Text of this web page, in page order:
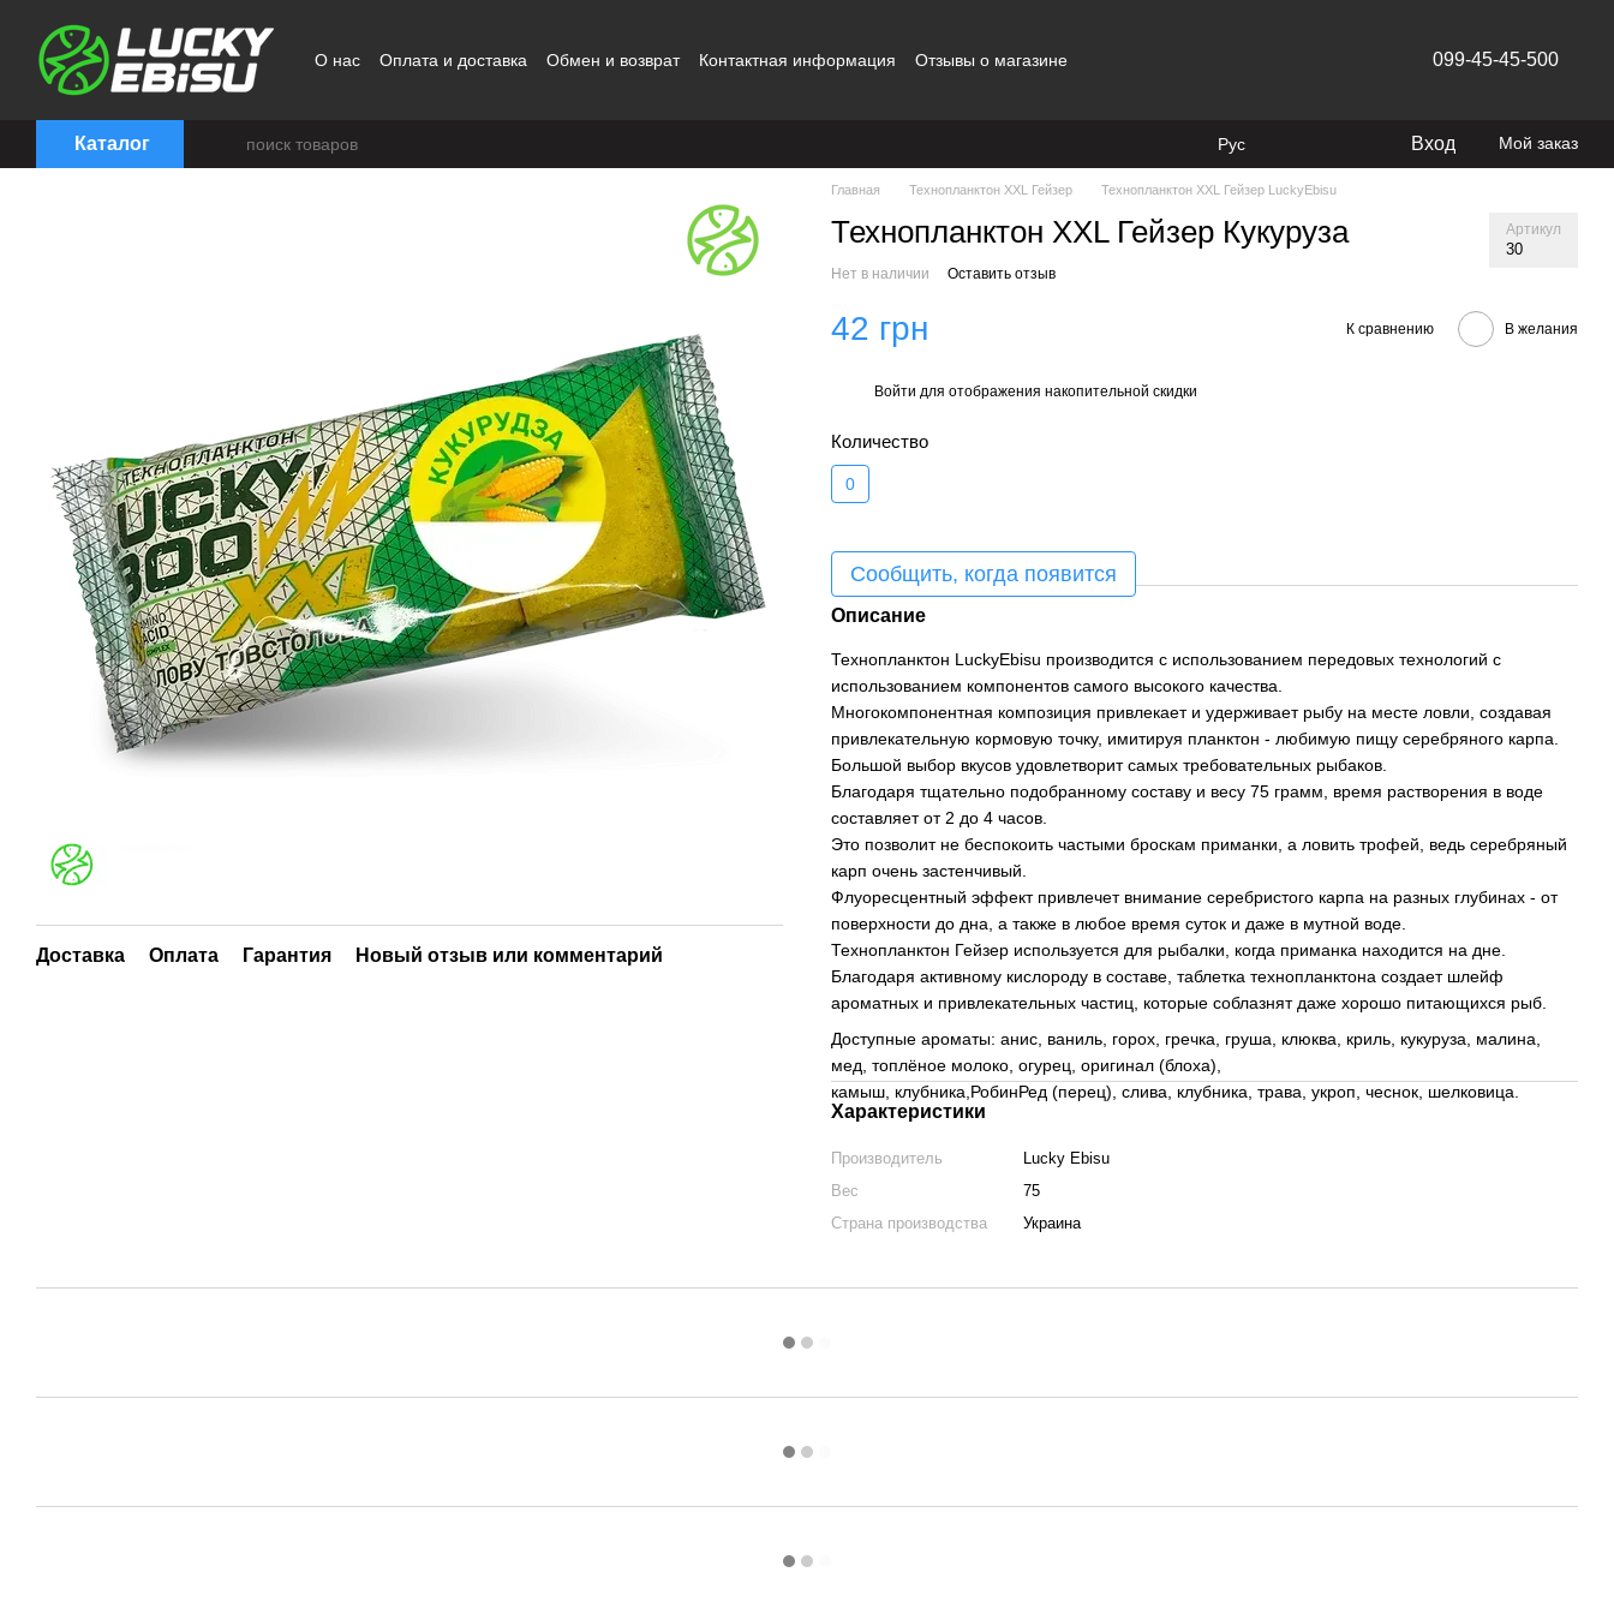
О нас Оплата и доставка Обмен и возврат Контактная информация
Отзывы о магазине
099-45-45-500
Каталог Рус Вход Мой заказ
Доставка Оплата Гарантия Новый отзыв или комментарий
Главная Технопланктон XXL Гейзер Технопланктон XXL Гейзер LuckyEbisu
Технопланктон XXL Гейзер Кукуруза Артикул
30
Нет в наличии Оставить отзыв
42 грн К сравнению В желания
Войти для отображения накопительной скидки
Количество
0
Сообщить, когда появится
Описание
Технопланктон LuckyEbisu производится с использованием передовых технологий с
использованием компонентов самого высокого качества.
Многокомпонентная композиция привлекает и удерживает рыбу на месте ловли, создавая
привлекательную кормовую точку, имитируя планктон - любимую пищу серебряного карпа.
Большой выбор вкусов удовлетворит самых требовательных рыбаков.
Благодаря тщательно подобранному составу и весу 75 грамм, время растворения в воде
составляет от 2 до 4 часов.
Это позволит не беспокоить частыми броскам приманки, а ловить трофей, ведь серебряный
карп очень застенчивый.
Флуоресцентный эффект привлечет внимание серебристого карпа на разных глубинах - от
поверхности до дна, а также в любое время суток и даже в мутной воде.
Технопланктон Гейзер используется для рыбалки, когда приманка находится на дне.
Благодаря активному кислороду в составе, таблетка технопланктона создает шлейф
ароматных и привлекательных частиц, которые соблазнят даже хорошо питающихся рыб.
Доступные ароматы: анис, ваниль, горох, гречка, груша, клюква, криль, кукуруза, малина,
мед, топлёное молоко, огурец, оригинал (блоха),
камыш, клубника,РобинРед (перец), слива, клубника, трава, укроп, чеснок, шелковица.
Характеристики
Производитель
Lucky Ebisu
Вес
75
Страна производства
Украина